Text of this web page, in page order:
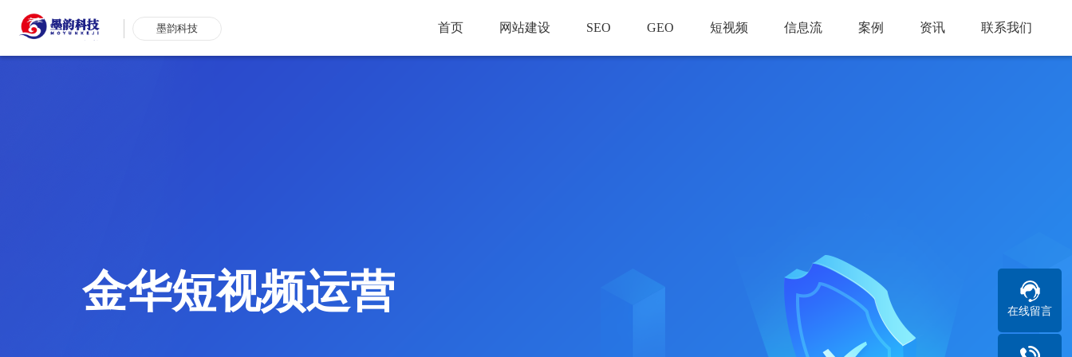
墨韵科技 首页 网站建设 SEO GEO 短视频 信息流 案例 资讯 联系我们
金华短视频运营 在线留言